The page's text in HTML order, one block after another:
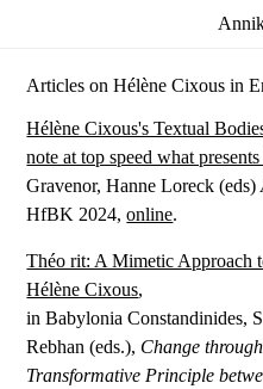
Articles on Hélène Cixous in
Hélène Cixous's Textual
note at top speed what
Gravenor, Hanne Loreck (eds)
HfBK 2024,online.
Théo rit: A Mimetic Approach
Hélène Cixous,
in Babylonia Constandinides,
Rebhan (eds.), Change
Transformative Principle